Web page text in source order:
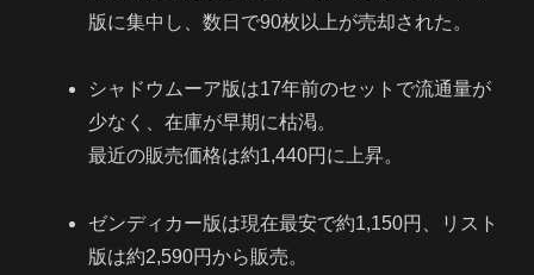
版に集中し、数日で90枚以上が売却された。
シャドウムーア版は17年前のセットで流通量が
少なく、在庫が早期に枯渇。
最近の販売価格は約1,440円に上昇。
ゼンディカー版は現在最安で約1,150円、リスト
版は約2,590円から販売。